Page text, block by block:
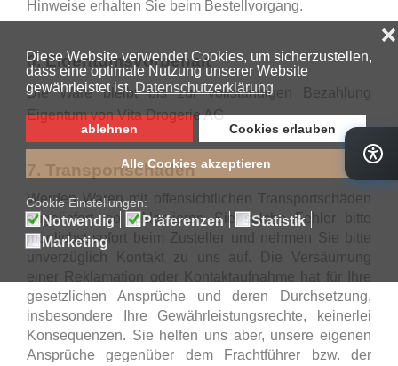
Hinweise erhalten Sie beim Bestellvorgang.
6. Eigentumsvorbehalt
Die Ware bleibt bis zur vollständigen Bezahlung
Eigentum von Vita Drogerie AG
7. Transportschäden
Werden Waren mit offensichtlichen Transportschäden
angeliefert, so reklamieren Sie solche Fehler bitte
möglichst sofort beim Zusteller und nehmen Sie bitte
unverzüglich Kontakt zu uns auf. Die Versäumung
einer Reklamation oder Kontaktaufnahme hat für Ihre
gesetzlichen Ansprüche und deren Durchsetzung,
insbesondere Ihre Gewährleistungsrechte, keinerlei
Konsequenzen. Sie helfen uns aber, unsere eigenen
Ansprüche gegenüber dem Frachtführer bzw. der